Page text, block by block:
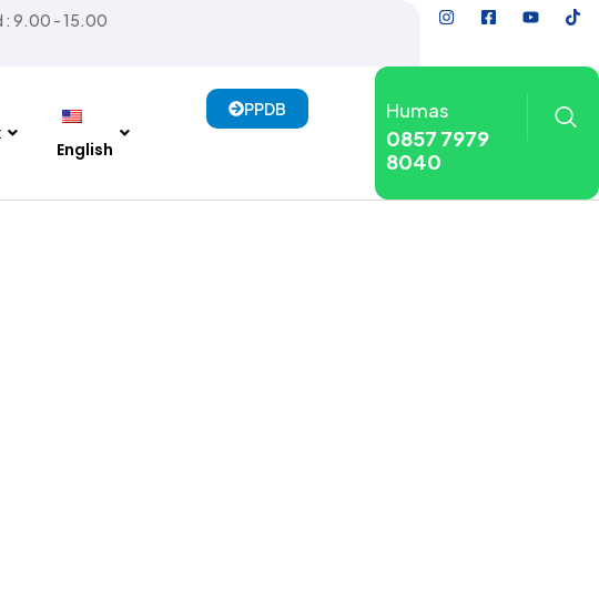
: 9.00 - 15.00
English
PPDB Humas
0857 7979
8040